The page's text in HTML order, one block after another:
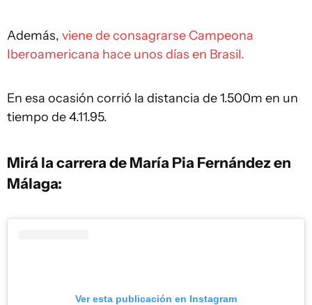
Además, viene de consagrarse Campeona
Iberoamericana hace unos días en Brasil.
En esa ocasión corrió la distancia de 1.500m en un
tiempo de 4.11.95.
Mirá la carrera de María Pia Fernández en
Málaga:
Ver esta publicación en Instagram